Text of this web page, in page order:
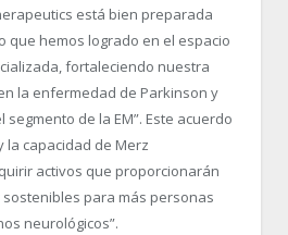
está bien preparada
que hemos logrado en el espacio
fortaleciendo nuestra
la enfermedad de Parkinson y
de la EM”. Este acuerdo
la capacidad de Merz
activos que proporcionarán
para más personas
neurológicos”.